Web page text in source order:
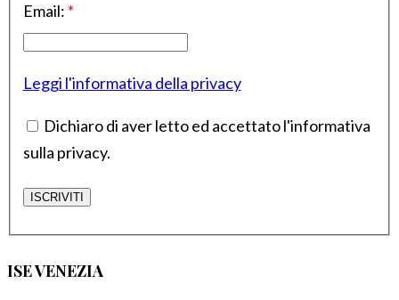
Email: *
Leggi l'informativa della privacy
Dichiaro di aver letto ed accettato l'informativa
sulla privacy.
ISE VENEZIA